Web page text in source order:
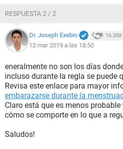
RESPUESTA 2 / 2
Dr. Joseph Exebio 16.358
12 mar 2019 a las 18:50
eneralmente no son los días
incluso durante la regla se puede
Revisa este enlace para mayor
embarazarse durante la
Claro está que es menos
cómo se comporte en lo que a
Saludos!